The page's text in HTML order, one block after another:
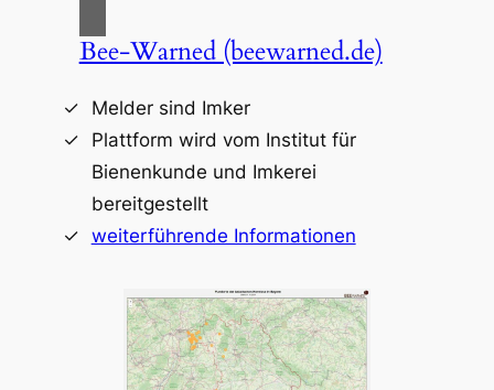
Bee-Warned (beewarned.de)
Melder sind Imker
Plattform wird vom Institut für
Bienenkunde und Imkerei
bereitgestellt
weiterführende Informationen